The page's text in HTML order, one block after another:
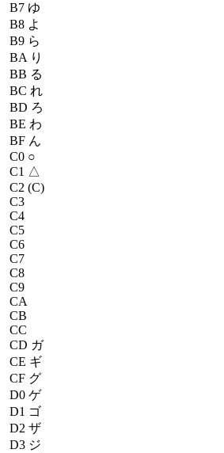
B7 ゆ
B8 よ
B9 ら
BA り
BB る
BC れ
BD ろ
BE わ
BF ん
C0 ○
C1 △
C2 (C)
C3
C4
C5
C6
C7
C8
C9
CA
CB
CC
CD ガ
CE ギ
CF グ
D0 ゲ
D1 ゴ
D2 ザ
D3 ジ